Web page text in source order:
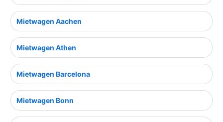
Mietwagen Aachen
Mietwagen Athen
Mietwagen Barcelona
Mietwagen Bonn